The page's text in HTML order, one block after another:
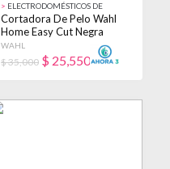
> ELECTRODOMÉSTICOS DE
BELLEZA
Cortadora De Pelo Wahl
Home Easy Cut Negra
220v Negro
WAHL
$ 35,000 $ 25,550